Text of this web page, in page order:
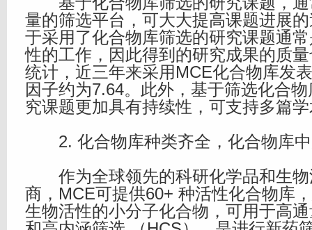
量的筛选平台，可大大提高课题进展
于采用了化合物库筛选的研究课题通
性的工作，因此得到的研究成果的质
统计，近三年来采用MCE化合物库发
因子约为7.64。此外，基于筛选化合
究课题更加具有持续性，可支持多篇
2. 化合物库种类齐全，化合物库中
作为全球领先的科研化学品和生物
商，MCE可提供60+ 种活性化合物库
生物活性的小分子化合物，可用于高